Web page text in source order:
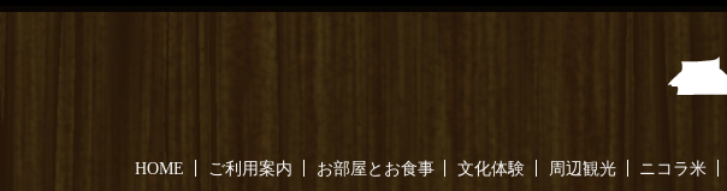
HOME ご利用案内 お部屋とお食事 文化体験 周辺観光 ニコラ米